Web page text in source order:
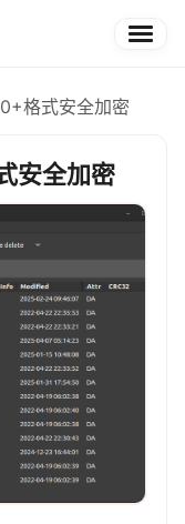
格式安全加密
安全加密